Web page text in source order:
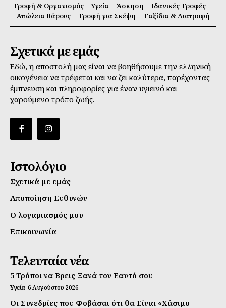
Τροφή & Οργανισμός Υγεία Άσκηση
Ιδανικές Τροφές
Απώλεια Βάρους
Τροφή για Σκέψη Ταξίδια & Διατροφή
Σχετικά με εμάς
Εδώ, η αποστολή μας είναι να βοηθήσουμε την ελληνική
οικογένεια να τρέφεται και να ζει καλύτερα, παρέχοντας
έμπνευση και πληροφορίες για έναν υγιεινό και
χαρούμενο τρόπο ζωής.
Ιστολόγιο
Σχετικά με εμάς
Αποποίηση Ευθυνών
Ο λογαριασμός μου
Επικοινωνία
Τελευταία νέα
5 Τρόποι να Βρεις Ξανά τον Εαυτό σου
Υγεία 6 Αυγούστου 2026
Οι Συνεδρίες που Φοβάσαι ότι θα Είναι «Χάσιμο